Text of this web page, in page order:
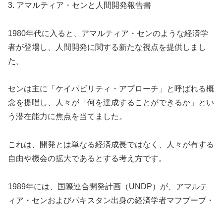
3. アマルティア・センと人間開発報告書
1980年代に入ると、アマルティア・センのような経済学
者が登場し、人間開発に関する新たな視点を提供しまし
た。
センは主に「ケイパビリティ・アプローチ」と呼ばれる概
念を提唱し、人々が「何を達成することができるか」とい
う潜在能力に焦点を当てました。
これは、開発とは単なる経済成長ではなく、人々が有する
自由や機会の拡大であるとする考え方です。
1989年には、国際連合開発計画（UNDP）が、アマルテ
ィア・センおよびパキスタン出身の経済学者マフブーブ・